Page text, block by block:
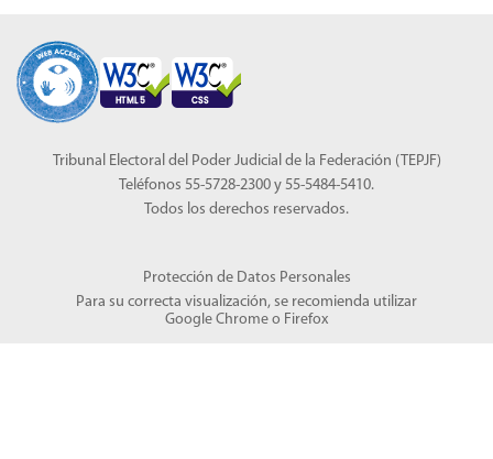
Tribunal Electoral del Poder Judicial de la Federación (TEPJF)
Teléfonos 55-5728-2300 y 55-5484-5410.
Todos los derechos reservados.
Protección de Datos Personales
Para su correcta visualización, se recomienda utilizar
Google Chrome o Firefox